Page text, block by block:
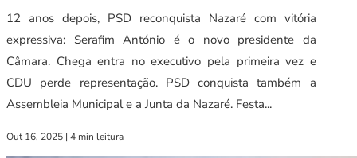
12 anos depois, PSD reconquista Nazaré com vitória
expressiva: Serafim António é o novo presidente da
Câmara. Chega entra no executivo pela primeira vez e
CDU perde representação. PSD conquista também a
Assembleia Municipal e a Junta da Nazaré. Festa...
Out 16, 2025 | 4 min leitura